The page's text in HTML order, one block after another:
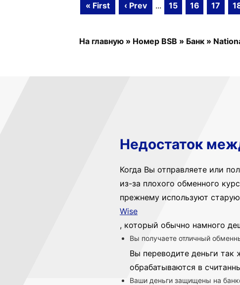
« First ‹ Prev ... 15 16 17
На главную » Номер BSB » Банк »
Недостаток
Когда Вы отправляете или
из-за плохого обменного
прежнему используют
Wise
, который обычно намного
Вы получаете отличный
Вы переводите деньги
обрабатываются в
Ваши деньги защищены на